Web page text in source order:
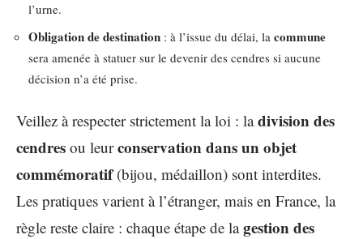
l’urne.
Obligation de destination : à l’issue du délai, la commune
sera amenée à statuer sur le devenir des cendres si aucune
décision n’a été prise.
Veillez à respecter strictement la loi : ladivision des
cendres ou leurconservation dans un objet
commémoratif(bijou, médaillon) sont interdites.
Les pratiques varient à l’étranger, mais en France, la
règle reste claire : chaque étape de lagestion des